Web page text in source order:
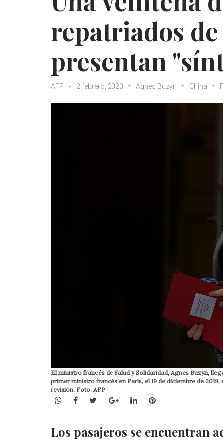
repatriados
presentan
AFP 2 febrero, 2020 Agnès Buzyn China
El ministro francés de Salud y Solidaridad, Agnes Buzyn,
primer ministro francés en París, el 19 de diciembre de
revisión. Foto: AFP
WhatsApp
Facebook
TwitterGoogle+LinkedInPinterest
Los pasajeros se encuentran